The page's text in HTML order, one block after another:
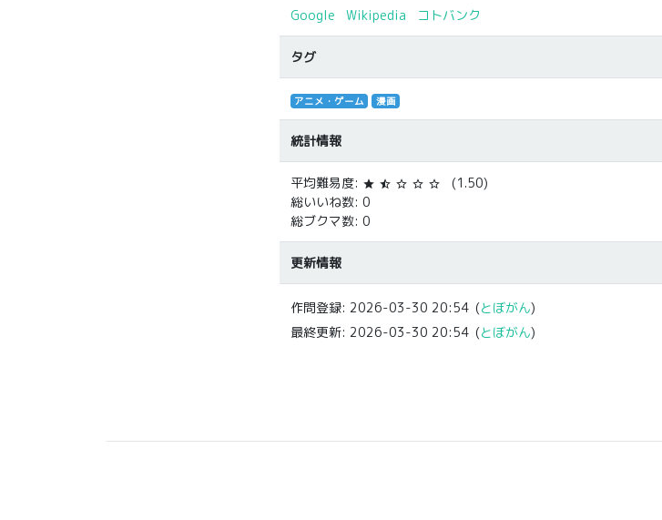
Google
Wikipedia コトバンク
タグ
アニメ・ゲーム 漫画
統計情報
平均難易度: star star_half star_border star_border star_border
(1.50)
総いいね数: 0
総ブクマ数: 0
更新情報
作問登録: 2026-03-30 20:54 (とぼがん)
最終更新: 2026-03-30 20:54 (とぼがん)